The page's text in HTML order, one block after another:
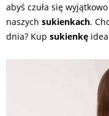
abyś czuła się
naszych sukienkach.
dnia? Kup sukienkę